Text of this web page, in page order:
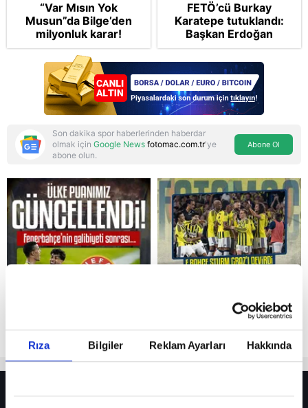
Rıza Bilgiler Reklam Ayarları Hakkında
Reddet
“Var Mısın Yok
Musun”da Bilge’den
milyonluk karar!
FETÖ’cü Burkay
Karatepe tutuklandı:
Başkan Erdoğan
şikayetçi oldu! 5 suçtan
dava talebi
Son dakika spor haberlerinden haberdar
olmak için Google News fotomac.com.tr'ye
abone olun.
Abone Ol